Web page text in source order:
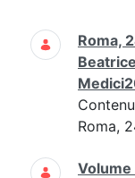
Ricerca
Roma,
Roma,
Volume